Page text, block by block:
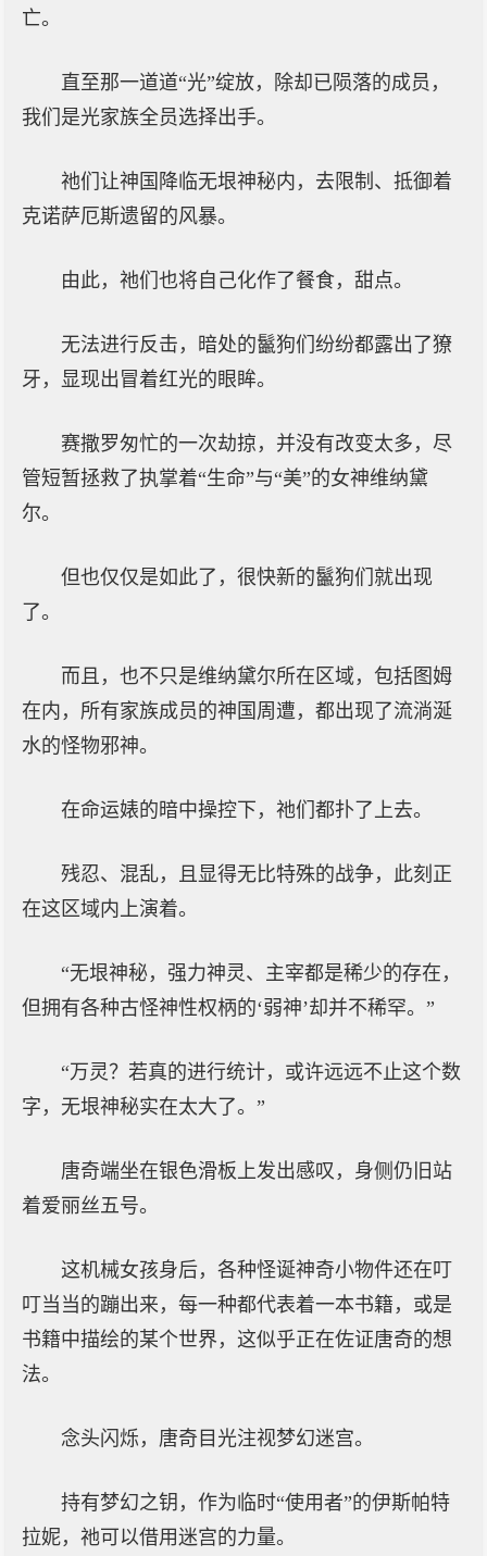
亡。
直至那一道道“光”绽放，除却已陨落的成员，
我们是光家族全员选择出手。
祂们让神国降临无垠神秘内，去限制、抵御着
克诺萨厄斯遗留的风暴。
由此，祂们也将自己化作了餐食，甜点。
无法进行反击，暗处的鬣狗们纷纷都露出了獠
牙，显现出冒着红光的眼眸。
赛撒罗匆忙的一次劫掠，并没有改变太多，尽
管短暂拯救了执掌着“生命”与“美”的女神维纳黛
尔。
但也仅仅是如此了，很快新的鬣狗们就出现
了。
而且，也不只是维纳黛尔所在区域，包括图姆
在内，所有家族成员的神国周遭，都出现了流淌涎
水的怪物邪神。
在命运婊的暗中操控下，祂们都扑了上去。
残忍、混乱，且显得无比特殊的战争，此刻正
在这区域内上演着。
“无垠神秘，强力神灵、主宰都是稀少的存在，
但拥有各种古怪神性权柄的‘弱神’却并不稀罕。”
“万灵？若真的进行统计，或许远远不止这个数
字，无垠神秘实在太大了。”
唐奇端坐在银色滑板上发出感叹，身侧仍旧站
着爱丽丝五号。
这机械女孩身后，各种怪诞神奇小物件还在叮
叮当当的蹦出来，每一种都代表着一本书籍，或是
书籍中描绘的某个世界，这似乎正在佐证唐奇的想
法。
念头闪烁，唐奇目光注视梦幻迷宫。
持有梦幻之钥，作为临时“使用者”的伊斯帕特
拉妮，祂可以借用迷宫的力量。